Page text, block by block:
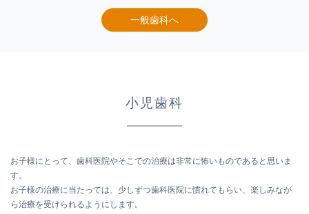
一般歯科へ
小児歯科
お子様にとって、歯科医院やそこでの治療は非常に怖いものであると思いま
す。
お子様の治療に当たっては、少しずつ歯科医院に慣れてもらい、楽しみなが
ら治療を受けられるようにします。